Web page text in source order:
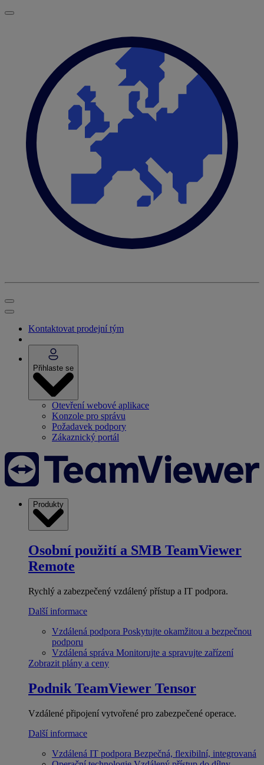
Kontaktovat prodejní tým
Přihlaste se
Otevření webové aplikace
Konzole pro správu
Požadavek podpory
Zákaznický portál
Produkty
Osobní použití a SMB TeamViewer
Remote
Rychlý a zabezpečený vzdálený přístup a IT podpora.
Další informace
Vzdálená podpora Poskytujte okamžitou a bezpečnou
podporu
Vzdálená správa Monitorujte a spravujte zařízení
Zobrazit plány a ceny
Podnik TeamViewer Tensor
Vzdálené připojení vytvořené pro zabezpečené operace.
Další informace
Vzdálená IT podpora Bezpečná, flexibilní, integrovaná